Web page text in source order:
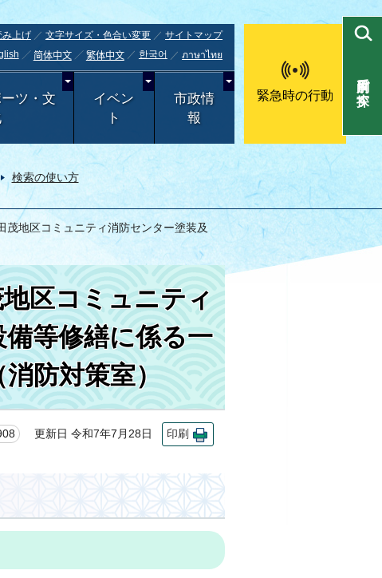
み上げ 文字サイズ・色合い変更
サイトマップ
简体中文 繁体中文 한국어 ภาษาไทย
ツ・文
イベン
ト
市政情
報
緊急時の行動
検索の使い方
目的別で探す
地区コミュニティ消防センター塗装及
区コミュニティ
等修繕に係る一
防対策室）
更新日 令和7年7月28日 印刷